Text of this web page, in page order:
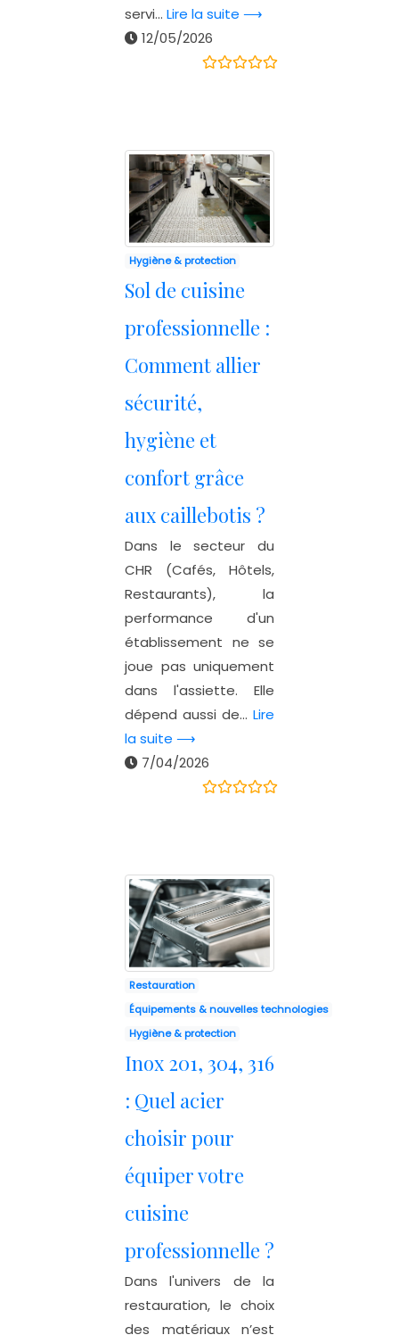
servi... Lire la suite ⟶
12/05/2026
Hygiène & protection
Sol de cuisine
professionnelle :
Comment allier
sécurité,
hygiène et
confort grâce
aux caillebotis ?
Dans le secteur du
CHR (Cafés, Hôtels,
Restaurants), la
performance d'un
établissement ne se
joue pas uniquement
dans l'assiette. Elle
dépend aussi de... Lire
la suite ⟶
7/04/2026
Restauration
Équipements & nouvelles technologies
Hygiène & protection
Inox 201, 304, 316
: Quel acier
choisir pour
équiper votre
cuisine
professionnelle ?
Dans l'univers de la
restauration, le choix
des matériaux n’est